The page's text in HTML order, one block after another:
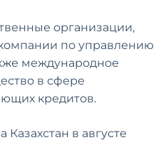
организации,
по управлению
международное
в сфере
кредитов.
Казахстан в августе